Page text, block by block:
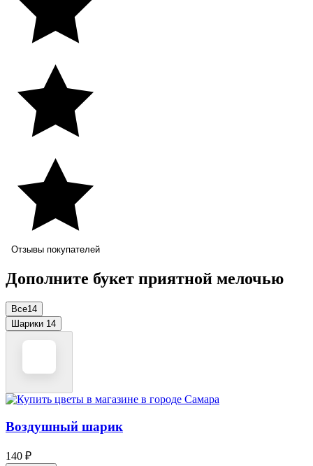
Отзывы покупателей
Дополните букет приятной мелочью
Все14
Шарики 14
Воздушный шарик
140 ₽